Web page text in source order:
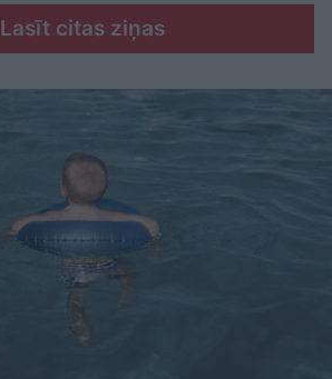
Lasīt citas ziņas